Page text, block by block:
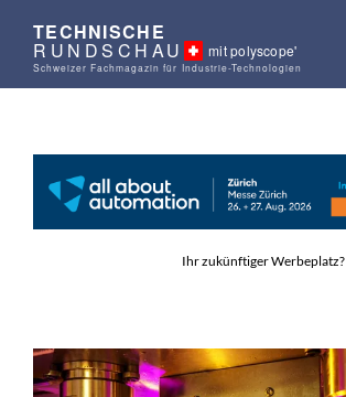
TECHNISCHE
RUNDSCHAU mit polyscope'
Schweizer Fachmagazin für Industrie-Technologien
Ihr zukünftiger Werbeplatz?